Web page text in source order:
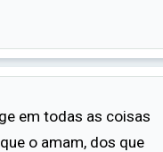
em todas as coisas
o amam, dos que